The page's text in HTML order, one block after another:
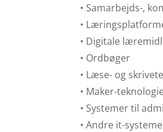
• Samarbejds-,
•
• Digitale
• Ordbøger
• Læse- og
• Maker-
• Systemer til
• Andre it-